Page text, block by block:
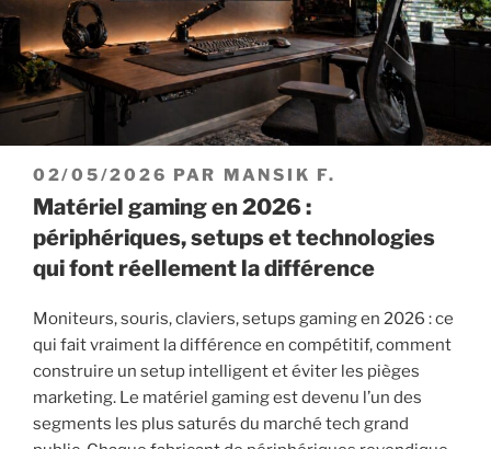
PUBLIÉ
LE
02/05/2026 PAR MANSIK F.
Matériel gaming en 2026 :
périphériques, setups et technologies
qui font réellement la différence
Moniteurs, souris, claviers, setups gaming en 2026 : ce
qui fait vraiment la différence en compétitif, comment
construire un setup intelligent et éviter les pièges
marketing. Le matériel gaming est devenu l’un des
segments les plus saturés du marché tech grand